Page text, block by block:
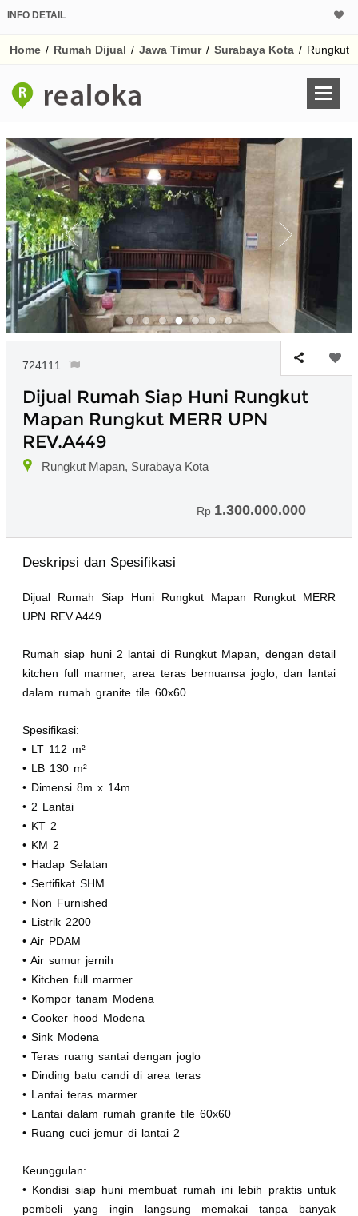
INFO DETAIL
Home / Rumah Dijual / Jawa Timur / Surabaya Kota / Rungkut
724111
Dijual Rumah Siap Huni Rungkut
Mapan Rungkut MERR UPN
REV.A449
Rungkut Mapan, Surabaya Kota
Rp 1.300.000.000
Deskripsi dan Spesifikasi
Dijual Rumah Siap Huni Rungkut Mapan Rungkut MERR
UPN REV.A449
Rumah siap huni 2 lantai di Rungkut Mapan, dengan detail
kitchen full marmer, area teras bernuansa joglo, dan lantai
dalam rumah granite tile 60x60.
Spesifikasi:
• LT 112 m²
• LB 130 m²
• Dimensi 8m x 14m
• 2 Lantai
• KT 2
• KM 2
• Hadap Selatan
• Sertifikat SHM
• Non Furnished
• Listrik 2200
• Air PDAM
• Air sumur jernih
• Kitchen full marmer
• Kompor tanam Modena
• Cooker hood Modena
• Sink Modena
• Teras ruang santai dengan joglo
• Dinding batu candi di area teras
• Lantai teras marmer
• Lantai dalam rumah granite tile 60x60
• Ruang cuci jemur di lantai 2
Keunggulan:
• Kondisi siap huni membuat rumah ini lebih praktis untuk
pembeli yang ingin langsung memakai tanpa banyak
Harga Rp
Untuk hasil simulasi
pada kotak-